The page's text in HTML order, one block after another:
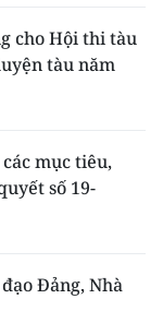
cho Hội thi tàu
tàu năm
mục tiêu,
số 19-
Đảng, Nhà